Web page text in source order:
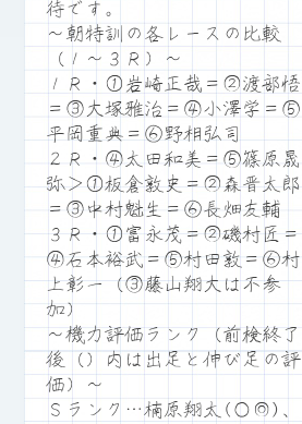
待です。
～朝特訓の各レースの比較
（１～３Ｒ）～
１Ｒ・①岩崎正哉＝②渡部悟
＝③大塚雅治＝④小澤学＝⑤
平岡重典＝⑥野相弘司
２Ｒ・④太田和美＝⑤篠原晟
弥＞①板倉敦史＝②森晋太郎
＝③中村魁生＝⑥長畑友輔
３Ｒ・①富永茂＝②磯村匠＝
④石本裕武＝⑤村田敦＝⑥村
上彰一（③藤山翔大は不参
加）
～機力評価ランク（前検終了
後（）内は出足と伸び足の評
価）～
Ｓランク…楠原翔太(○◎)、